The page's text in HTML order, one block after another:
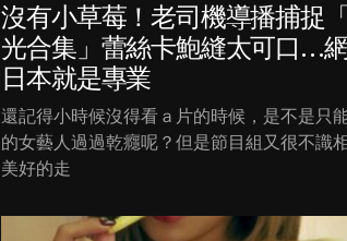
沒有小草莓！老司機導播捕捉
光合集」蕾絲卡鮑縫太可口…網
日本就是專業
還記得小時候沒得看ａ片的時候，是不是只
的女藝人過過乾癮呢？但是節目組又很不識
美好的走